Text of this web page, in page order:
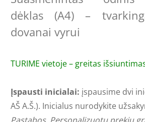
dėklas (A4) –
dovanai vyrui
TURIME vietoje – greitas
Įspausti inicialai: įspausime dvi
AŠ A.Š.). Inicialus nurodykite
Pastabos. Personalizuotų prekių